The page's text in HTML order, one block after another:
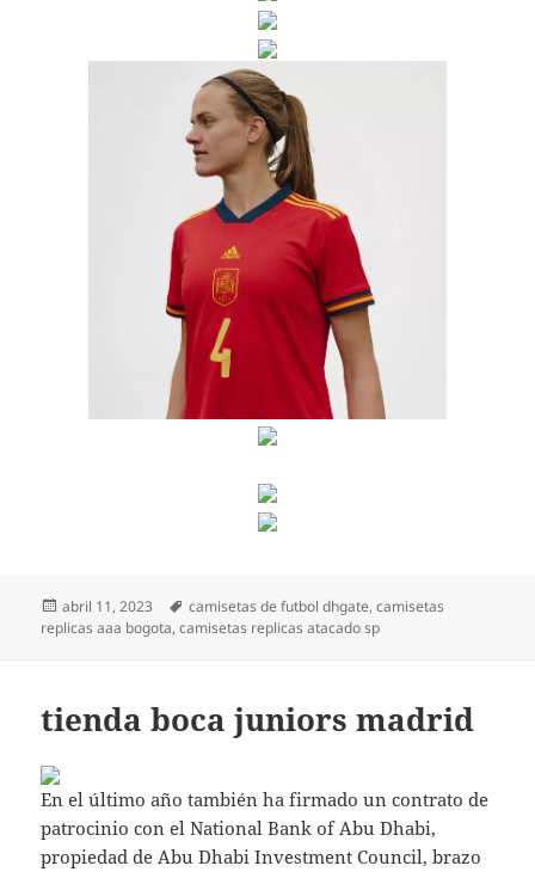
Publicado
el
abril 11, 2023 Etiquetas
camisetas de futbol dhgate,camisetas
replicas aaa bogota,camisetas replicas atacado sp
tienda boca juniors madrid
En el último año también ha firmado un contrato de
patrocinio con el National Bank of Abu Dhabi,
propiedad de Abu Dhabi Investment Council, brazo